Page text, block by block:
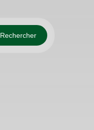
Rechercher